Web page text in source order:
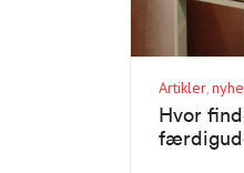
Artikler
Hvor